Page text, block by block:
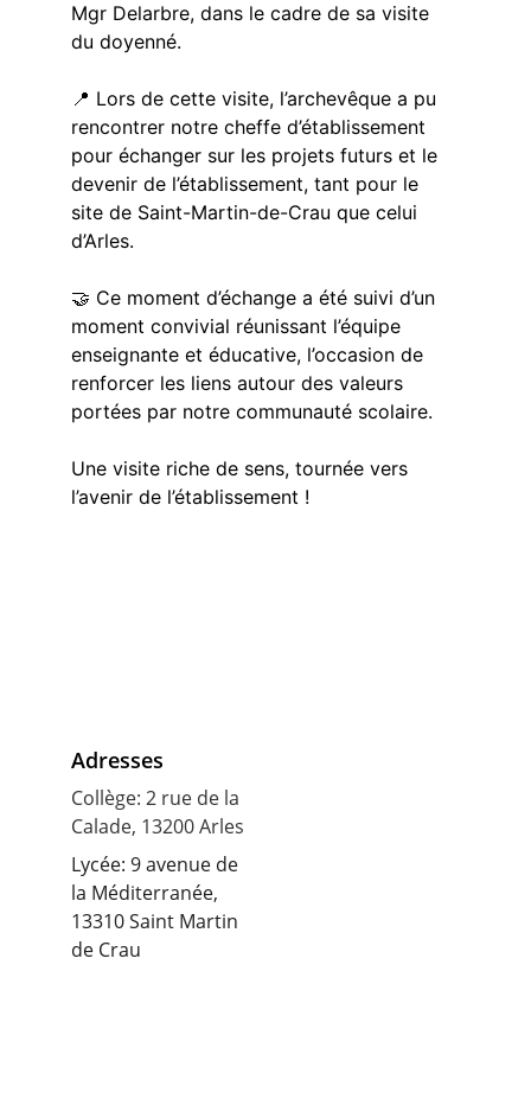
Mgr Delarbre, dans le cadre de sa visite
du doyenné.
📍 Lors de cette visite, l’archevêque a pu
rencontrer notre cheffe d’établissement
pour échanger sur les projets futurs et le
devenir de l’établissement, tant pour le
site de Saint-Martin-de-Crau que celui
d’Arles.
🤝 Ce moment d’échange a été suivi d’un
moment convivial réunissant l’équipe
enseignante et éducative, l’occasion de
renforcer les liens autour des valeurs
portées par notre communauté scolaire.
Une visite riche de sens, tournée vers
l’avenir de l’établissement !
Adresses
Collège: 2 rue de la
Calade, 13200 Arles
Lycée: 9 avenue de
la Méditerranée,
13310 Saint Martin
de Crau